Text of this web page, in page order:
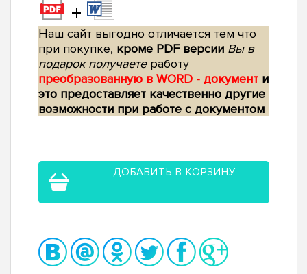
+
Наш сайт выгодно отличается тем что
при покупке, кроме PDF версии Вы в
подарок получаетеработу
преобразованную в WORD - документ и
это предоставляет качественно другие
возможности при работе с документом
ДОБАВИТЬ В КОРЗИНУ